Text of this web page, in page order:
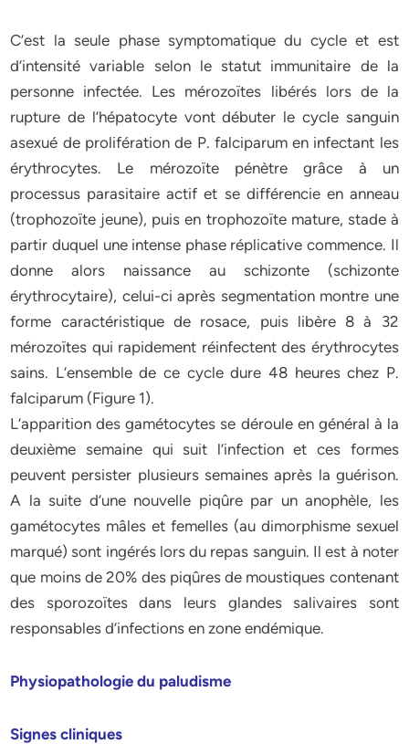
C’est la seule phase symptomatique du cycle et est
d’intensité variable selon le statut immunitaire de la
personne infectée. Les mérozoïtes libérés lors de la
rupture de l’hépatocyte vont débuter le cycle sanguin
asexué de prolifération de P. falciparum en infectant les
érythrocytes. Le mérozoïte pénètre grâce à un
processus parasitaire actif et se différencie en anneau
(trophozoïte jeune), puis en trophozoïte mature, stade à
partir duquel une intense phase réplicative commence. Il
donne alors naissance au schizonte (schizonte
érythrocytaire), celui-ci après segmentation montre une
forme caractéristique de rosace, puis libère 8 à 32
mérozoïtes qui rapidement réinfectent des érythrocytes
sains. L’ensemble de ce cycle dure 48 heures chez P.
falciparum (Figure 1).
L’apparition des gamétocytes se déroule en général à la
deuxième semaine qui suit l’infection et ces formes
peuvent persister plusieurs semaines après la guérison.
A la suite d’une nouvelle piqûre par un anophèle, les
gamétocytes mâles et femelles (au dimorphisme sexuel
marqué) sont ingérés lors du repas sanguin. Il est à noter
que moins de 20% des piqûres de moustiques contenant
des sporozoïtes dans leurs glandes salivaires sont
responsables d’infections en zone endémique.
Physiopathologie du paludisme
Signes cliniques